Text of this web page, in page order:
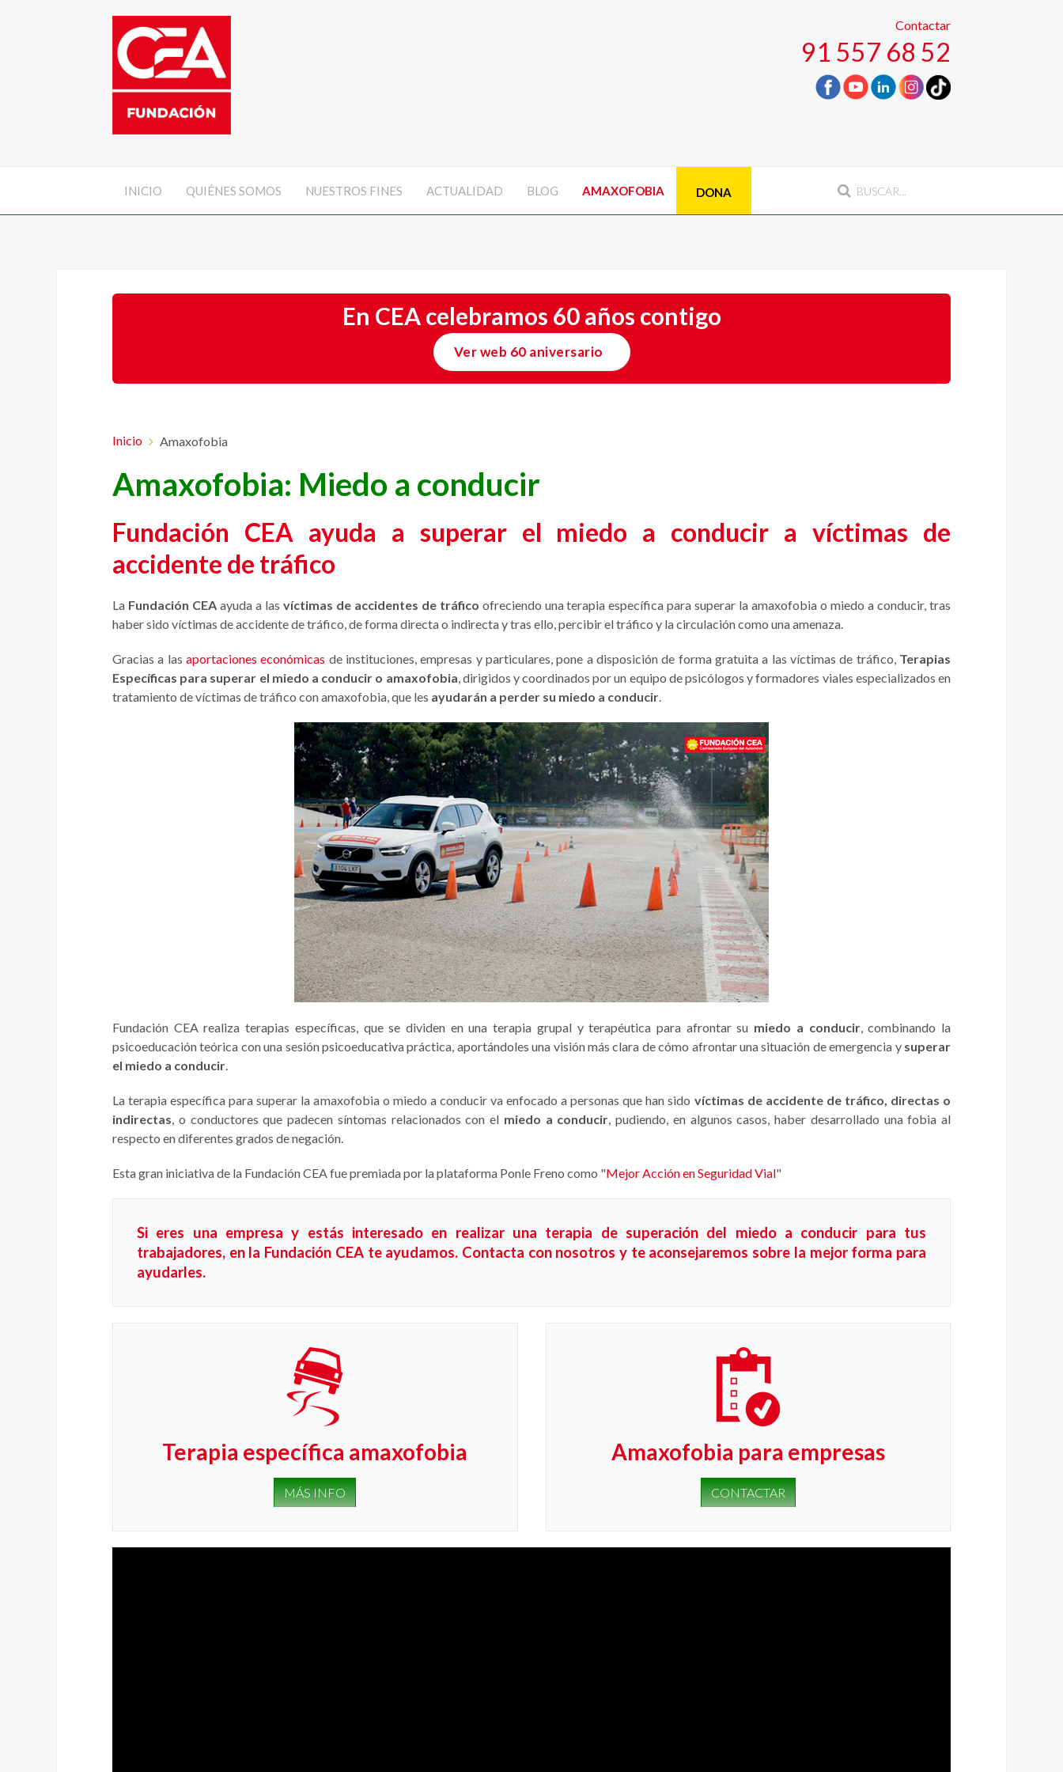
Contactar
91 557 68 52
INICIO QUIÉNES SOMOS NUESTROS FINES ACTUALIDAD BLOG AMAXOFOBIA DONA
En CEA celebramos 60 años contigo
Ver web 60 aniversario
Inicio Amaxofobia
Amaxofobia: Miedo a conducir
Fundación CEA ayuda a superar el miedo a conducir a víctimas de
accidente de tráfico
La Fundación CEAayuda a las víctimas de accidentes de tráfico ofreciendo una terapia específica para superar la amaxofobia o miedo a conducir, tras
haber sido víctimas de accidente de tráfico, de forma directa o indirecta y tras ello, percibir el tráfico y la circulación como una amenaza.
Gracias a las aportaciones económicas de instituciones, empresas y particulares, pone a disposición de forma gratuita a las víctimas de tráfico, Terapias
Específicas para superar el miedo a conducir o amaxofobia, dirigidos y coordinados por un equipo de psicólogos y formadores viales especializados en
tratamiento de víctimas de tráfico con amaxofobia, que les ayudarán a perder su miedo a conducir.
Fundación CEA realiza terapias específicas, que se dividen en una terapia grupal y terapéutica para afrontar su miedo a conducir, combinando la
psicoeducación teórica con una sesión psicoeducativa práctica, aportándoles una visión más clara de cómo afrontar una situación de emergencia y superar
el miedo a conducir.
La terapia específica para superar la amaxofobia o miedo a conducir va enfocado a personas que han sido víctimas de accidente de tráfico, directas o
indirectas, o conductores que padecen síntomas relacionados con el miedo a conducir, pudiendo, en algunos casos, haber desarrollado una fobia al
respecto en diferentes grados de negación.
Esta gran iniciativa de la Fundación CEA fue premiada por la plataforma Ponle Freno como "Mejor Acción en Seguridad Vial"
Si eres una empresa y estás interesado en realizar una terapia de superación del miedo a conducir para tus
trabajadores, en la Fundación CEA te ayudamos. Contacta con nosotros y te aconsejaremos sobre la mejor forma para
ayudarles.
Terapia específica amaxofobia
MÁS INFO
Amaxofobia para empresas
CONTACTAR